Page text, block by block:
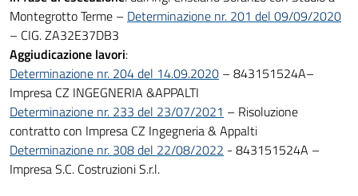
Montegrotto Terme – Determinazione nr. 201 del 09/09/2020
– CIG. ZA32E37DB3
Aggiudicazione lavori:
Determinazione nr. 204 del 14.09.2020 – 843151524A–
Impresa CZ INGEGNERIA &APPALTI
Determinazione nr. 233 del 23/07/2021 – Risoluzione
contratto con Impresa CZ Ingegneria & Appalti
Determinazione nr. 308 del 22/08/2022 - 843151524A –
Impresa S.C. Costruzioni S.r.l.